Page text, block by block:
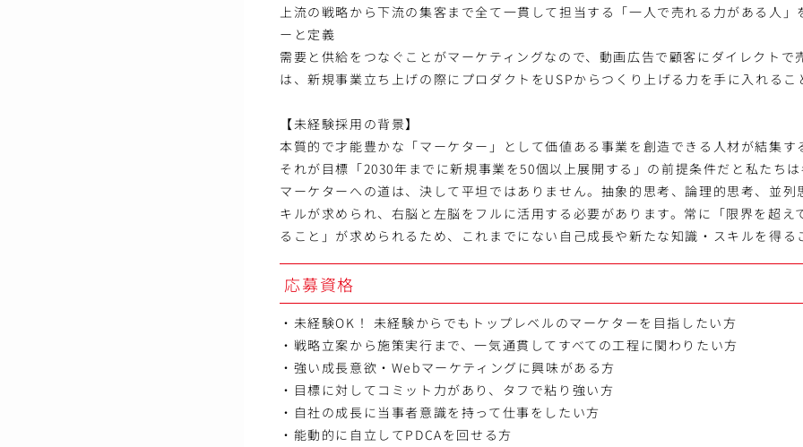
上流の戦略から下流の集客まで全て一貫して担当する「一人で売れる力がある人」
ーと定義
需要と供給をつなぐことがマーケティングなので、動画広告で顧客にダイレクトで
は、新規事業立ち上げの際にプロダクトをUSPからつくり上げる力を手に入れるこ
【未経験採用の背景】
本質的で才能豊かな「マーケター」として価値ある事業を創造できる人材が結集す
それが目標「2030年までに新規事業を50個以上展開する」の前提条件だと私たち
マーケターへの道は、決して平坦ではありません。抽象的思考、論理的思考、並列
キルが求められ、右脳と左脳をフルに活用する必要があります。常に「限界を超え
ること」が求められるため、これまでにない自己成長や新たな知識・スキルを得る
応募資格
・未経験OK！ 未経験からでもトップレベルのマーケターを目指したい方
・戦略立案から施策実行まで、一気通貫してすべての工程に関わりたい方
・強い成長意欲・Webマーケティングに興味がある方
・目標に対してコミット力があり、タフで粘り強い方
・自社の成長に当事者意識を持って仕事をしたい方
・能動的に自立してPDCAを回せる方